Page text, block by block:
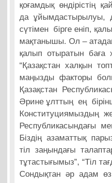
қоғамдық өндірістің
да ұйымдастырылуы,
сүтімен бірге еніп,
мақтанышы. Ол –
қалып отыратын баға
“Қазақстан халқын
маңызды факторы
Қазақстан
Әрине ұлттың ең
Конституциямыздың
Республикасындағы
Біздің азаматтық
тіл заңындағы
тұтастығымыз”, “Тіл
Сондықтан әр адам өз